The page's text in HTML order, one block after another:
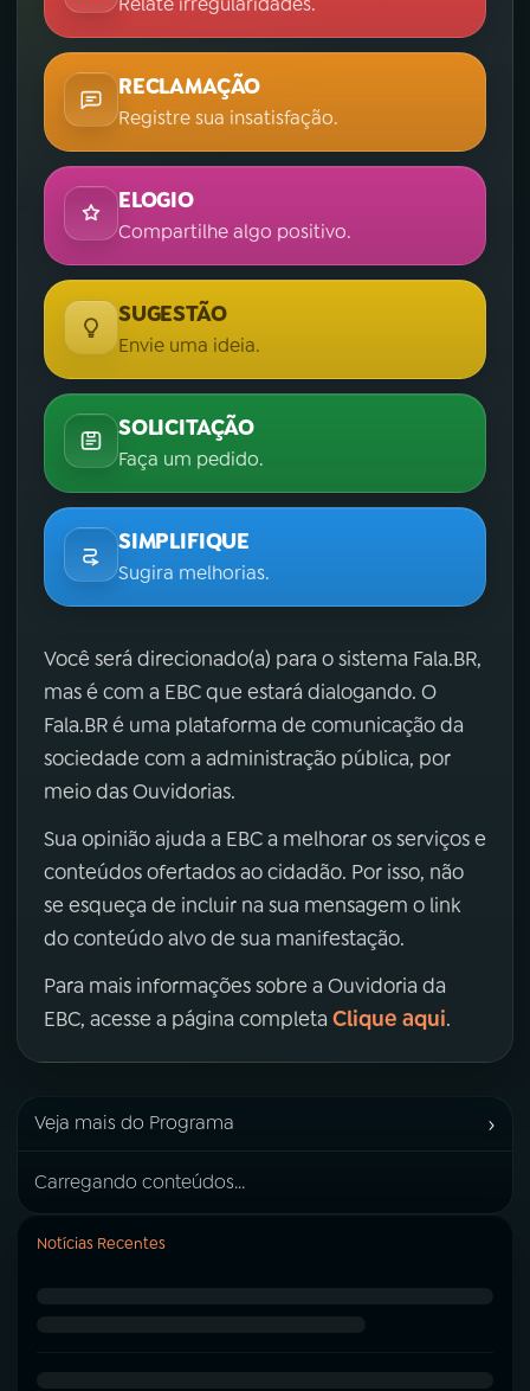
RECLAMAÇÃO
Registre sua insatisfação.
ELOGIO
Compartilhe algo positivo.
SUGESTÃO
Envie uma ideia.
SOLICITAÇÃO
Faça um pedido.
SIMPLIFIQUE
Sugira melhorias.
Você será direcionado(a) para o sistema Fala.BR,
mas é com a EBC que estará dialogando. O
Fala.BR é uma plataforma de comunicação da
sociedade com a administração pública, por
meio das Ouvidorias.
Sua opinião ajuda a EBC a melhorar os serviços e
conteúdos ofertados ao cidadão. Por isso, não
se esqueça de incluir na sua mensagem o link
do conteúdo alvo de sua manifestação.
Para mais informações sobre a Ouvidoria da
EBC, acesse a página completa Clique aqui.
Veja mais do Programa ›
Carregando conteúdos...
Notícias Recentes